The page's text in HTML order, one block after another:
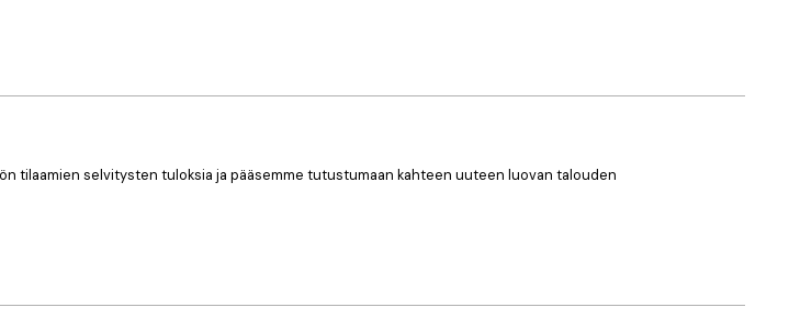
tilaamien selvitysten tuloksia ja pääsemme tutustumaan kahteen uuteen luovan talouden